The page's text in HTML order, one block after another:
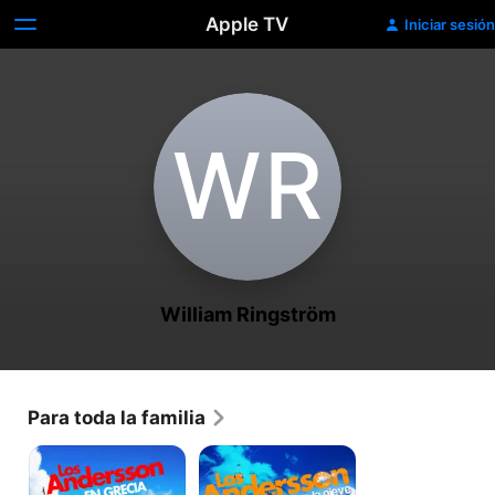
Apple TV Iniciar sesión
W‌R
William Ringström
Para toda la familia
Los
Andersson
en
Los
Andersson
en